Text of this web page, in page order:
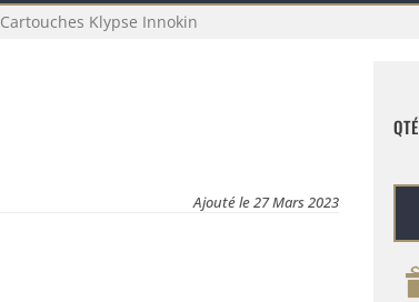
Cartouches Klypse Innokin
Ajouté le 27 Mars 2023
QTÉ